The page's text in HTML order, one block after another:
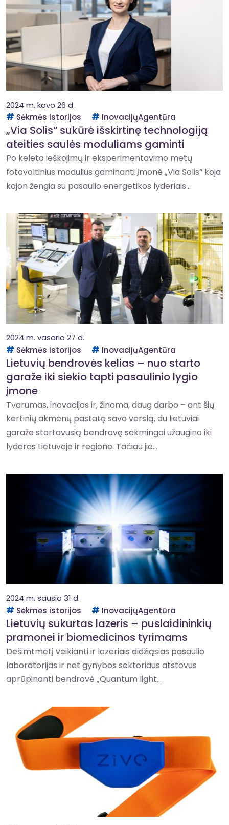
2024 m. kovo 26 d.
Sėkmės istorijos
InovacijųAgentūra
„Via Solis“ sukūrė išskirtinę technologiją
ateities saulės moduliams gaminti
Po keleto ieškojimų ir eksperimentavimo metų
fotovoltinius modulius gaminanti įmonė „Via Solis“ koja
kojon žengia su pasaulio energetikos lyderiais...
2024 m. vasario 27 d.
Sėkmės istorijos
InovacijųAgentūra
Lietuvių bendrovės kelias – nuo starto
garaže iki siekio tapti pasaulinio lygio
įmone
Tvarumas, inovacijos ir, žinoma, daug darbo – ant šių
kertinių akmenų pastatę savo verslą, du lietuviai
garaže startavusią bendrovę sėkmingai užaugino iki
lyderės Lietuvoje ir regione. Tačiau jie...
2024 m. sausio 31 d.
Sėkmės istorijos
InovacijųAgentūra
Lietuvių sukurtas lazeris – puslaidininkių
pramonei ir biomedicinos tyrimams
Dešimtmetį veikianti ir lazeriais didžiąsias pasaulio
laboratorijas ir net gynybos sektoriaus atstovus
aprūpinanti bendrovė „Quantum light...